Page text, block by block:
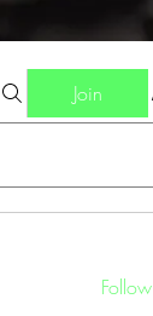
Join
Follow